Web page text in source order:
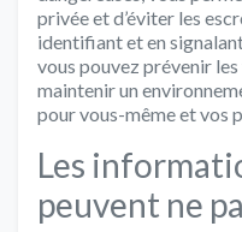
privée et d’éviter les
identifiant et en
vous pouvez prévenir
maintenir un
pour vous-même et vos
Les
peuvent ne